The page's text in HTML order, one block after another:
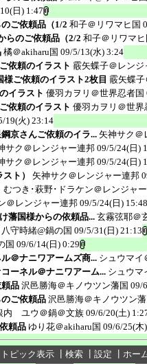
日) 1:47
ご依頼品（1/2 和子＠リワマヒ国
らのご依頼品（2/2 和子＠リワマ
橘＠akiharu国 09/5/13(水) 3:24
依頼のイラスト 霰矢蝶子＠レンジ
ご依頼のイラスト2枚目 霰矢蝶
イラスト 優羽カヲリ＠世界忍者国
依頼のイラスト 優羽カヲリ＠世界
19(火) 23:14
京さんご依頼のイラ... 矢神サク＠
サク＠レンジャー連邦 09/5/24(日)
サク＠レンジャー連邦 09/5/24(日)
ト）
矢神サク＠レンジャー連邦
むつき･萩野･ドラケン＠レンジャ
＠レンジャー連邦 09/5/24(日) 15:48
藩国様からの依頼品... 玄霧弦耶＠
八守時緒@鍋の国 09/5/31(日) 21:13
国 09/6/14(日) 0:29
＠ナニワアームズ商... シュウマイ
ーネル＠ナニワアーム... シュウマ
品 沢邑勝海＠キノウツン藩国 09/
ご依頼品 沢邑勝海＠キノウツン
内 ユウ＠鍋＠文族09/6/20(土)
頼品 ゆり花＠akiharu国 09/6/25(木
トピック表示 検索 設定
ホー